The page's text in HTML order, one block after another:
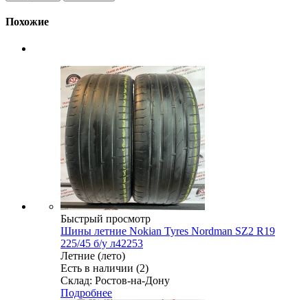
Похожие
Быстрый просмотр
Шины летние Nokian Tyres Nordman SZ2 R19
225/45 б/у л42253
Летние (лето)
Есть в наличии (2)
Склад: Ростов-на-Дону
Подробнее